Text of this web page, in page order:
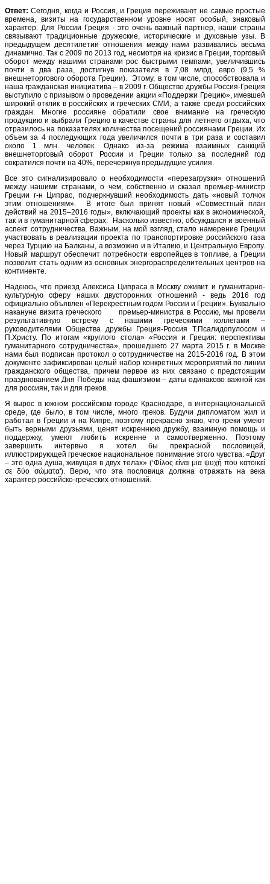
Ответ:Сегодня, когда и Россия, и Греция переживают не самые простые
времена, визиты на государственном уровне носят особый, знаковый
характер. Для России Греция - это очень важный партнер, наши страны
связывают традиционные дружеские, исторические и духовные узы. В
предыдущем десятилетии отношения между нами развивались весьма
динамично. Так с 2009 по 2013 год, несмотря на кризис в Греции, торговый
оборот между нашими странами рос быстрыми темпами, увеличившись
почти в два раза, достигнув показателя в 7,08 млрд. евро (9,5 %
внешнеторгового оборота Греции). Этому, в том числе, способствовала и
наша гражданская инициатива – в 2009 г. Общество дружбы Россия-Греция
выступило с призывом о проведении акции «Поддержи Грецию», имевшей
широкий отклик в российских и греческих СМИ, а также среди российских
граждан. Многие россияне обратили свое внимание на греческую
продукцию и выбрали Грецию в качестве страны для летнего отдыха, что
отразилось на показателях количества посещений россиянами Греции. Их
объем за 4 последующих года увеличился почти в три раза и составил
около 1 млн. человек. Однако из-за режима взаимных санкций
внешнеторговый оборот России и Греции только за последний год
сократился почти на 40%, перечеркнув предыдущие усилия.
Все это сигнализировало о необходимости «перезагрузки» отношений
между нашими странами, о чем, собственно и сказал премьер-министр
Греции г-н Ципрас, подчеркнувший необходимость дать «новый толчок
этим отношениям». В итоге был принят новый «Совместный план
действий на 2015–2016 годы», включающий проекты как в экономической,
так и в гуманитарной сферах. Насколько известно, обсуждался и военный
аспект сотрудничества. Важным, на мой взгляд, стало намерение Греции
участвовать в реализации проекта по транспортировке российского газа
через Турцию на Балканы, а возможно и в Италию, и Центральную Европу.
Новый маршрут обеспечит потребности европейцев в топливе, а Греции
позволит стать одним из основных энергораспределительных центров на
континенте.
Надеюсь, что приезд Алексиса Ципраса в Москву оживит и гуманитарно-
культурную сферу наших двусторонних отношений - ведь 2016 год
официально объявлен «Перекрестным годом России и Греции». Буквально
накануне визита греческого премьер-министра в Россию, мы провели
результативную встречу с нашими греческими коллегами –
руководителями Общества дружбы Греция-Россия Т.Псалидопулосом и
П.Христу. По итогам «круглого стола» «Россия и Греция: перспективы
гуманитарного сотрудничества», прошедшего 27 марта 2015 г. в Москве
нами был подписан протокол о сотрудничестве на 2015-2016 год. В этом
документе зафиксирован целый набор конкретных мероприятий по линии
гражданского общества, причем первое из них связано с предстоящим
празднованием Дня Победы над фашизмом – даты одинаково важной как
для россиян, так и для греков.
Я вырос в южном российском городе Краснодаре, в интернациональной
среде, где было, в том числе, много греков. Будучи дипломатом жил и
работал в Греции и на Кипре, поэтому прекрасно знаю, что греки умеют
быть верными друзьями, ценят искреннюю дружбу, взаимную помощь и
поддержку, умеют любить искренне и самоотверженно. Поэтому
завершить интервью я хотел бы прекрасной пословицей,
иллюстрирующей греческое национальное понимание этого чувства: «Друг
– это одна душа, живущая в двух телах» (‘Φίλος είναι μια ψυχή που κατοικεί
σε δύο σώματα'). Верю, что эта пословица должна отражать на века
характер российско-греческих отношений.